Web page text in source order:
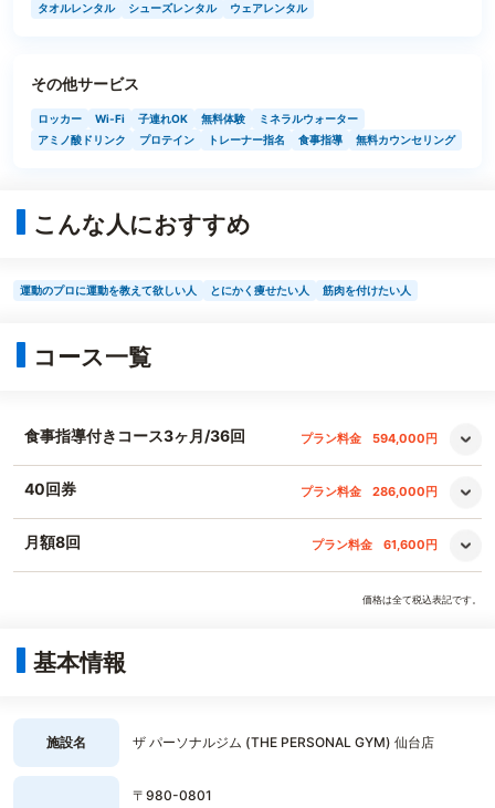
タオルレンタル シューズレンタル ウェアレンタル
その他サービス
ロッカー Wi-Fi 子連れOK 無料体験
ミネラルウォーター
アミノ酸ドリンク
プロテイン トレーナー指名 食事指導 無料カウンセリング
こんな人におすすめ
運動のプロに運動を教えて欲しい人 とにかく痩せたい人 筋肉を付けたい人
コース一覧
食事指導付きコース3ヶ月/36回 プラン料金 594,000円
40回券 プラン料金 286,000円
月額8回 プラン料金 61,600円
価格は全て税込表記です。
基本情報
施設名 ザ パーソナルジム (THE PERSONAL GYM) 仙台店
〒980-0801